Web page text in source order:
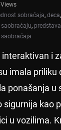
sobraćaja, deca,
, predstava
interaktivan i
imala priliku
ponašanja u
sigurnija kao
u vozilima.